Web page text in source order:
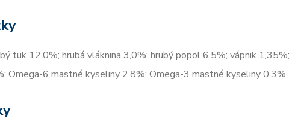
tuk 12,0%; hrubá vláknina 3,0%; hrubý popol 6,5%; vápnik 1,35%;
Omega-6 mastné kyseliny 2,8%; Omega-3 mastné kyseliny 0,3%